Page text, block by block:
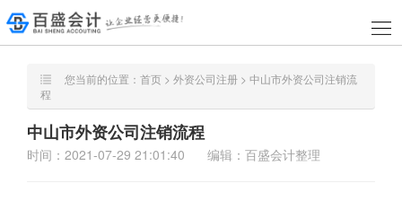
您当前的位置： 首页 > 外资公司注册 > 中山市外资公司注销流
程
中山市外资公司注销流程
时间：2021-07-29 21:01:40 编辑：百盛会计整理